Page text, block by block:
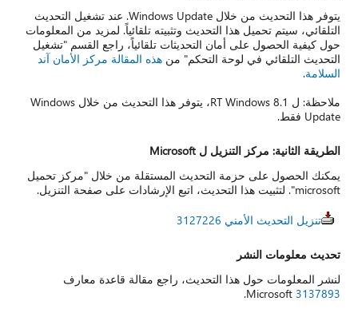
يتوفر هذا التحديث من خلال Windows Update. عند تشغيل التحديث
التلقائي، سيتم تحميل هذا التحديث وتثبيته تلقائياً. لمزيد من المعلومات
حول كيفية الحصول على أمان التحديثات تلقائياً، راجع القسم "تشغيل
التحديث التلقائي في لوحة التحكم" منهذه المقالة مركز الأمان آند
السلامة.
ملاحظة: ل 8.1 RT Windows، يتوفر هذا التحديث من خلال Windows
Update فقط.
الطريقة الثانية: مركز التنزيل ل Microsoft
يمكنك الحصول على حزمة التحديث المستقلة من خلال "مركز تحميل
microsoft". لتثبيت هذا التحديث، اتبع الإرشادات على صفحة التنزيل.
تنزيل التحديث الأمني 3127226
تحديث معلومات النشر
لنشر المعلومات حول هذا التحديث، راجع مقالة قاعدة معارف
Microsoft 3137893
.